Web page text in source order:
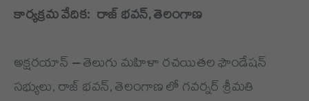
కార్యక్రమ వేదిక: రాజ్ భవన్, తెలంగాణ
అక్షరయాన్ – తెలుగు మహిళా రచయితల ఫౌండేషన్
సభ్యులు, రాజ్ భవన్, తెలంగాణ లో గవర్నర్ శ్రీమతి